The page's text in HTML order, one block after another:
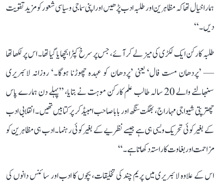
ہمارا خیال تھا کہ مظاہرین اور طلبہ ادب پڑھیں اور اپنی سماجی و سیاسی شعور کو مزید تقویت
دیں۔‘‘
طلبہ کارکن ایک لکڑی کی میز لے کر آئے، جس پر سرخ کپڑا بچھایا گیا تھا۔ اس پر لکھا تھا
— ’پردھان مست فال‘ یعنی ’پردھان کو عہدہ چھوڑنا ہوگا۔‘ روزانہ لائبریری
سنبھالنے والے 20 سالہ طالب علم کارکن موہت نے بتایا، ’’پہلے دن ہمارے پاس
چھترپتی شیواجی مہاراج، بھگت سنگھ اور بابا صاحب امبیڈکر پر کتابیں تھیں۔ انقلابی ادب
کے بغیر کوئی تحریک ویسی ہی ہے جیسے نظریے کے بغیر کوئی رہنما۔ ادب ہی مظاہرین کو
مزاحمت اور بغاوت کا راستہ دکھاتا ہے۔‘‘
اس کے علاوہ لائبریری میں پریم چند کی تخلیقات، بچوں کا ادب اور سائنس دانوں کی